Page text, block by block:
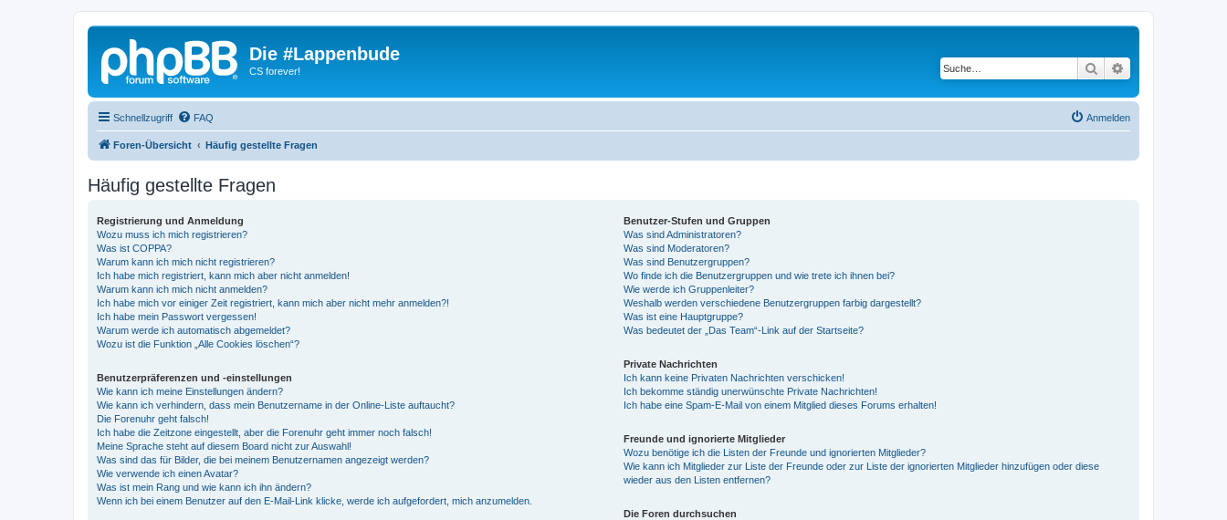
Die #Lappenbude
CS forever! Suche
Schnellzugriff FAQ Anmelden
Foren-Übersicht Häufig gestellte Fragen
Häufig gestellte Fragen
Registrierung und Anmeldung
Wozu muss ich mich registrieren?
Was ist COPPA?
Warum kann ich mich nicht registrieren?
Ich habe mich registriert, kann mich aber nicht anmelden!
Warum kann ich mich nicht anmelden?
Ich habe mich vor einiger Zeit registriert, kann mich aber nicht mehr anmelden?!
Ich habe mein Passwort vergessen!
Warum werde ich automatisch abgemeldet?
Wozu ist die Funktion „Alle Cookies löschen“?
Benutzerpräferenzen und -einstellungen
Wie kann ich meine Einstellungen ändern?
Wie kann ich verhindern, dass mein Benutzername in der Online-Liste auftaucht?
Die Forenuhr geht falsch!
Ich habe die Zeitzone eingestellt, aber die Forenuhr geht immer noch falsch!
Meine Sprache steht auf diesem Board nicht zur Auswahl!
Was sind das für Bilder, die bei meinem Benutzernamen angezeigt werden?
Wie verwende ich einen Avatar?
Was ist mein Rang und wie kann ich ihn ändern?
Wenn ich bei einem Benutzer auf den E-Mail-Link klicke, werde ich aufgefordert, mich anzumelden.
Benutzer-Stufen und Gruppen
Was sind Administratoren?
Was sind Moderatoren?
Was sind Benutzergruppen?
Wo finde ich die Benutzergruppen und wie trete ich ihnen bei?
Wie werde ich Gruppenleiter?
Weshalb werden verschiedene Benutzergruppen farbig dargestellt?
Was ist eine Hauptgruppe?
Was bedeutet der „Das Team“-Link auf der Startseite?
Private Nachrichten
Ich kann keine Privaten Nachrichten verschicken!
Ich bekomme ständig unerwünschte Private Nachrichten!
Ich habe eine Spam-E-Mail von einem Mitglied dieses Forums erhalten!
Freunde und ignorierte Mitglieder
Wozu benötige ich die Listen der Freunde und ignorierten Mitglieder?
Wie kann ich Mitglieder zur Liste der Freunde oder zur Liste der ignorierten Mitglieder hinzufügen oder diese
wieder aus den Listen entfernen?
Die Foren durchsuchen